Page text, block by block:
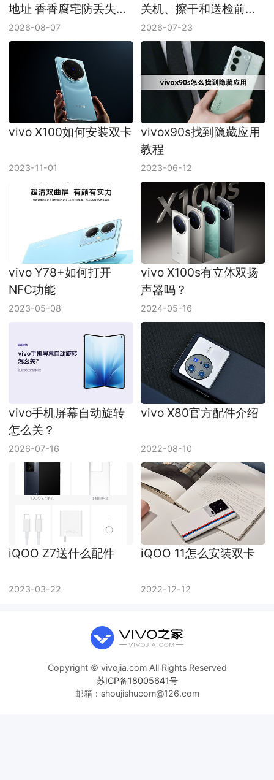
地址 香香腐宅防丢失链
接最新地址
2026-08-07
关机、擦干和送检前注
意事项
2026-07-23
vivo X100如何安装双卡
2023-11-01
vivox90s找到隐藏应用
教程
2023-06-12
vivo Y78+如何打开
NFC功能
2023-05-08
vivo X100s有立体双扬
声器吗？
2024-05-16
vivo手机屏幕自动旋转
怎么关？
2026-07-16
vivo X80官方配件介绍
2022-08-10
iQOO Z7送什么配件
2023-03-22
iQOO 11怎么安装双卡
2022-12-12
Copyright © vivojia.com All Rights Reserved
苏ICP备18005641号
邮箱：shoujishucom@126.com